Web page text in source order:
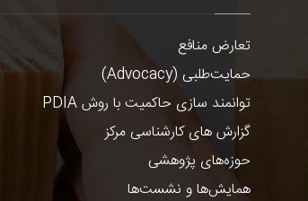
تعارض منافع
حمایت‌طلبی (Advocacy)
توانمند سازی حاکمیت با روش PDIA
گزارش های کارشناسی مرکز
حوزه‌های پژوهشی
همایش‌ها و نشست‌ها